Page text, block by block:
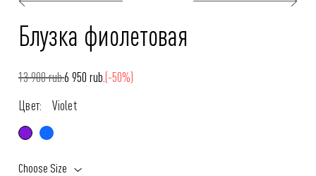
Блузка фиолетовая
13 900 rub.6 950 rub.(-50%)
Цвет:
Violet
Choose Size